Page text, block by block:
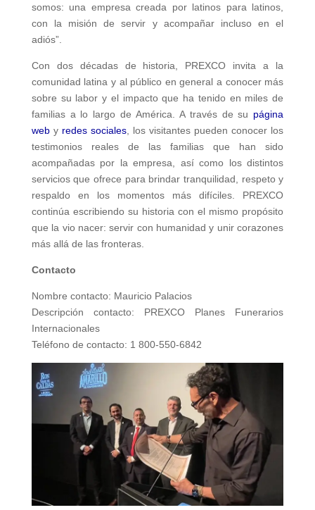
somos: una empresa creada por latinos para latinos,
con la misión de servir y acompañar incluso en el
adiós”.
Con dos décadas de historia, PREXCO invita a la
comunidad latina y al público en general a conocer más
sobre su labor y el impacto que ha tenido en miles de
familias a lo largo de América. A través de su página
weby redes sociales, los visitantes pueden conocer los
testimonios reales de las familias que han sido
acompañadas por la empresa, así como los distintos
servicios que ofrece para brindar tranquilidad, respeto y
respaldo en los momentos más difíciles. PREXCO
continúa escribiendo su historia con el mismo propósito
que la vio nacer: servir con humanidad y unir corazones
más allá de las fronteras.
Contacto
Nombre contacto: Mauricio Palacios
Descripción contacto: PREXCO Planes Funerarios
Internacionales
Teléfono de contacto: 1 800-550-6842